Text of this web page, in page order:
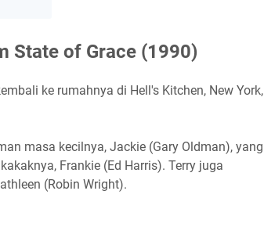
State of Grace (1990)
ke rumahnya di Hell's Kitchen, New York,
masa kecilnya, Jackie (Gary Oldman), yang
Frankie (Ed Harris). Terry juga
(Robin Wright).